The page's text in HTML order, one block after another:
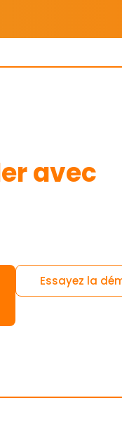
avec
Essayez la